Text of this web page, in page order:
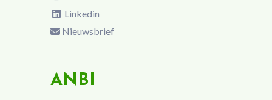
Linkedin
Nieuwsbrief
ANBI